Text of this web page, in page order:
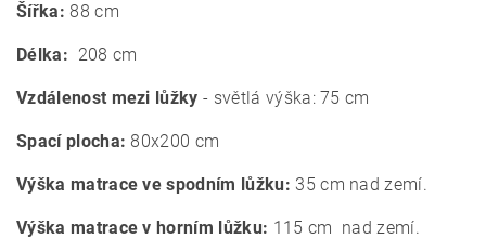
Šířka: 88 cm
Délka: 208 cm
Vzdálenost mezi lůžky - světlá výška: 75 cm
Spací plocha: 80x200 cm
Výška matrace ve spodním lůžku: 35 cm nad zemí.
Výška matrace v horním lůžku: 115 cm nad zemí.